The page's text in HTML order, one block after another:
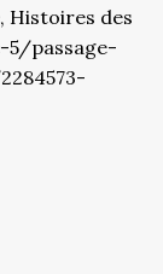
Histoires des
passage-